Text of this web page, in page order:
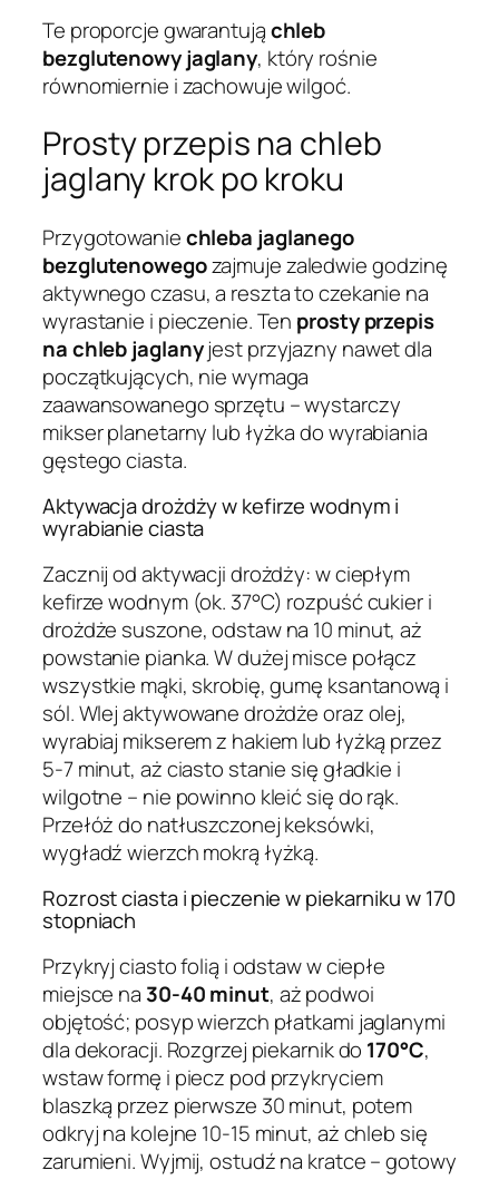
Te proporcje gwarantująchleb
bezglutenowy jaglany, który rośnie
równomiernie i zachowuje wilgoć.
Prosty przepis na chleb
jaglany krok po kroku
Przygotowaniechleba jaglanego
bezglutenowegozajmuje zaledwie godzinę
aktywnego czasu, a reszta to czekanie na
wyrastanie i pieczenie. Ten prosty przepis
na chleb jaglanyjest przyjazny nawet dla
początkujących, nie wymaga
zaawansowanego sprzętu – wystarczy
mikser planetarny lub łyżka do wyrabiania
gęstego ciasta.
Aktywacja drożdży w kefirze wodnym i
wyrabianie ciasta
Zacznij od aktywacji drożdży: w ciepłym
kefirze wodnym (ok. 37°C) rozpuść cukier i
drożdże suszone, odstaw na 10 minut, aż
powstanie pianka. W dużej misce połącz
wszystkie mąki, skrobię, gumę ksantanową i
sól. Wlej aktywowane drożdże oraz olej,
wyrabiaj mikserem z hakiem lub łyżką przez
5-7 minut, aż ciasto stanie się gładkie i
wilgotne – nie powinno kleić się do rąk.
Przełóż do natłuszczonej keksówki,
wygładź wierzch mokrą łyżką.
Rozrost ciasta i pieczenie w piekarniku w 170
stopniach
Przykryj ciasto folią i odstaw w ciepłe
miejsce na 30-40 minut, aż podwoi
objętość; posyp wierzch płatkami jaglanymi
dla dekoracji. Rozgrzej piekarnik do 170°C,
wstaw formę i piecz pod przykryciem
blaszką przez pierwsze 30 minut, potem
odkryj na kolejne 10-15 minut, aż chleb się
zarumieni. Wyjmij, ostudź na kratce – gotowy